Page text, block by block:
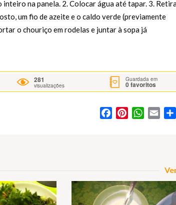
na panela. 2. Colocar água até tapar. 3.
um fio de azeite e o caldo verde (previamente
o chouriço em rodelas e juntar à sopa já
281
visualizações
Guardada em
0favoritos
FacebookPinterest